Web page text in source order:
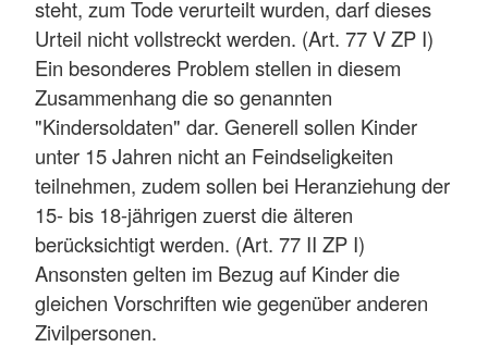
steht, zum Tode verurteilt wurden, darf dieses
Urteil nicht vollstreckt werden. (Art. 77 V ZP I)
Ein besonderes Problem stellen in diesem
Zusammenhang die so genannten
"Kindersoldaten" dar. Generell sollen Kinder
unter 15 Jahren nicht an Feindseligkeiten
teilnehmen, zudem sollen bei Heranziehung der
15- bis 18-jährigen zuerst die älteren
berücksichtigt werden. (Art. 77 II ZP I)
Ansonsten gelten im Bezug auf Kinder die
gleichen Vorschriften wie gegenüber anderen
Zivilpersonen.